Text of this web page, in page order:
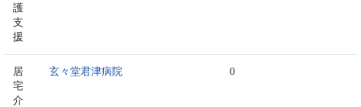
護
支
援
居
宅
介
玄々堂君津病院 0